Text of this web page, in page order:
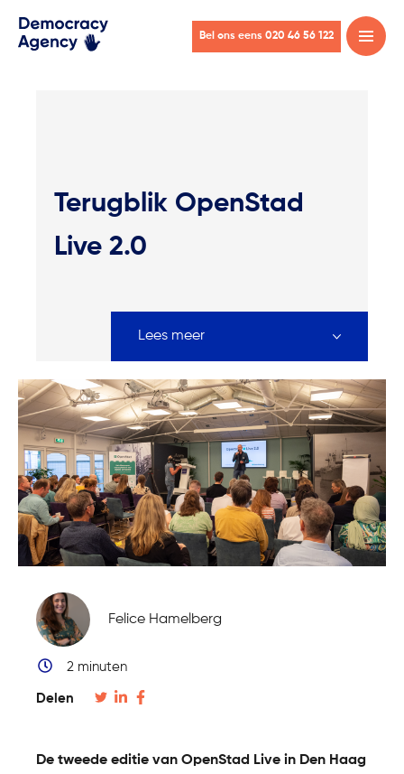
Open
menu
Bel ons eens 020 46 56 122
Terugblik OpenStad
Live 2.0
Lees meer
Felice Hamelberg
2 minuten
Delen
Deel
op
Deel
op op
De tweede editie van OpenStad Live in Den Haag